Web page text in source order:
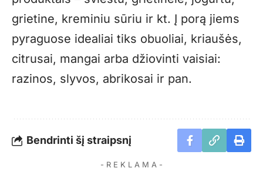
grietine, kreminiu sūriu ir kt. Į porą jiems
pyraguose idealiai tiks obuoliai, kriaušės,
citrusai, mangai arba džiovinti vaisiai:
razinos, slyvos, abrikosai ir pan.
Bendrinti šį straipsnį
- R E K L A M A -